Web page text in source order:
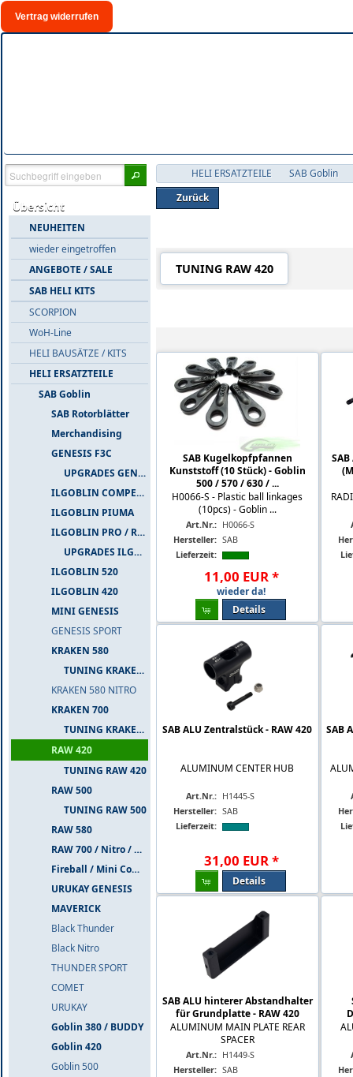
Vertrag widerrufen
Übersicht
NEUHEITEN
wieder eingetroffen
ANGEBOTE / SALE
SAB HELI KITS
SCORPION
WoH-Line
HELI BAUSÄTZE / KITS
HELI ERSATZTEILE
SAB Goblin
SAB Rotorblätter
Merchandising
GENESIS F3C
UPGRADES GENESIS F3C
ILGOBLIN COMPETIZIONE
ILGOBLIN PIUMA
ILGOBLIN PRO / RAW 700
UPGRADES ILGOBLIN PRO / RAW 700
ILGOBLIN 520
ILGOBLIN 420
MINI GENESIS
GENESIS SPORT
KRAKEN 580
TUNING KRAKEN 580
KRAKEN 580 NITRO
KRAKEN 700
TUNING KRAKEN 700
RAW 420
TUNING RAW 420
RAW 500
TUNING RAW 500
RAW 580
RAW 700 / Nitro / PIUMA
Fireball / Mini Comet
URUKAY GENESIS
MAVERICK
Black Thunder
Black Nitro
THUNDER SPORT
COMET
URUKAY
Goblin 380 / BUDDY
Goblin 420
Goblin 500
HELI ERSATZTEILE
SAB Goblin
Zurück
TUNING RAW 420
SAB Kugelkopfpfannen
Kunststoff (10 Stück) - Goblin
500 / 570 / 630 / ...
H0066-S - Plastic ball linkages
(10pcs) - Goblin ...
Art.Nr.: H0066-S
Hersteller: SAB
Lieferzeit:
11,00 EUR*
wieder da!
Details
SAB ALU Zentralstück - RAW 420
ALUMINUM CENTER HUB
Art.Nr.: H1445-S
Hersteller: SAB
Lieferzeit:
31,00 EUR*
Details
SAB
SAB ALU hinterer Abstandhalter
für Grundplatte - RAW 420
ALUMINUM MAIN PLATE REAR
SPACER
Art.Nr.: H1449-S
Hersteller: SAB